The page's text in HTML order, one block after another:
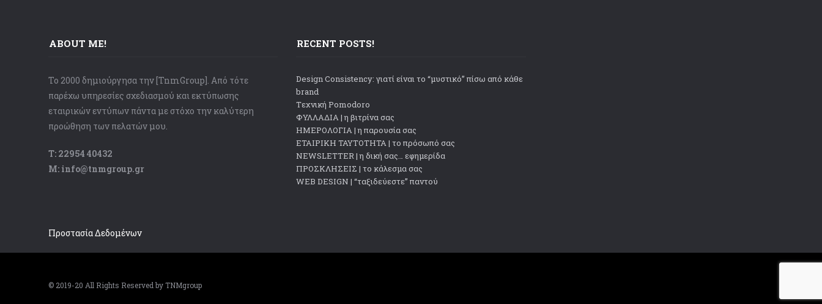
ABOUT ME!
Το 2000 δημιούργησα την [TnmGroup]. Από τότε
παρέχω υπηρεσίες σχεδιασμού και εκτύπωσης
εταιρικών εντύπων πάντα με στόχο την καλύτερη
προώθηση των πελατών μου.
Τ: 22954 40432
Μ: info@tnmgroup.gr
Προστασία Δεδομένων
RECENT POSTS!
Design Consistency: γιατί είναι το “μυστικό” πίσω από κάθε
brand
Tεχνική Pomodoro
ΦΥΛΛΑΔΙΑ | η βιτρίνα σας
ΗΜΕΡΟΛΟΓΙΑ | η παρουσία σας
ΕΤΑΙΡΙΚΗ ΤΑΥΤΟΤΗΤΑ | το πρόσωπό σας
NEWSLETTER | η δική σας… εφημερίδα
ΠΡΟΣΚΛΗΣΕΙΣ | το κάλεσμα σας
WEB DESIGN | “ταξιδεύεστε” παντού
© 2019-20 All Rights Reserved by TNMgroup